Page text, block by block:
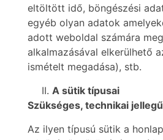
eltöltött idő, böngészési
egyéb olyan adatok
adott weboldal számára
alkalmazásával elkerülhető
ismételt megadása), stb.
A sütik típusai
Szükséges, technikai
Az ilyen típusú sütik a